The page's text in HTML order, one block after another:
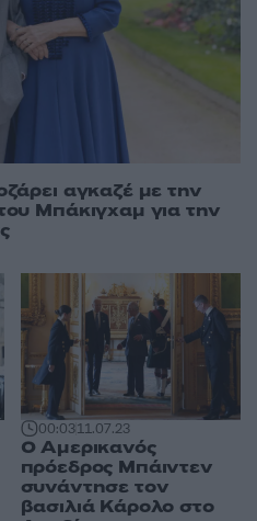
αγκαζέ με την
Μπάκιγχαμ για την
00:0311.07.23
Ο Αμερικανός
πρόεδρος Μπάιντεν
συνάντησε τον
βασιλιά Κάρολο στο